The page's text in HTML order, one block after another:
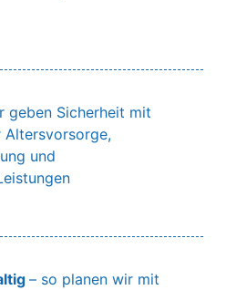
geben Sicherheit mit
Altersvorsorge,
und
– so planen wir mit